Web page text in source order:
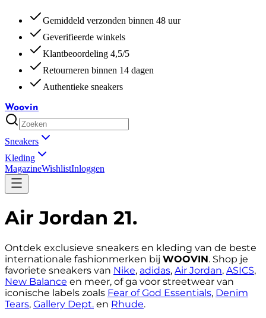
Gemiddeld verzonden binnen 48 uur
Geverifieerde winkels
Klantbeoordeling 4,5/5
Retourneren binnen 14 dagen
Authentieke sneakers
Woovin
Sneakers
Kleding
MagazineWishlistInloggen
Air Jordan 21.
Ontdek exclusieve sneakers en kleding van de beste
internationale fashionmerken bij WOOVIN. Shop je
favoriete sneakers van Nike, adidas, Air Jordan, ASICS,
New Balance en meer, of ga voor streetwear van
iconische labels zoals Fear of God Essentials, Denim
Tears, Gallery Dept. en Rhude.